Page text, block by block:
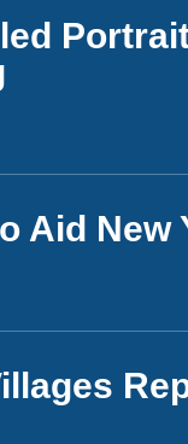
Aid New